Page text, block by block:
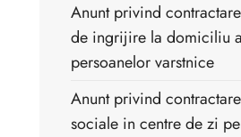
Anunt privind
de ingrijire la domiciliu
persoanelor varstnice
Anunt privind
sociale in centre de zi